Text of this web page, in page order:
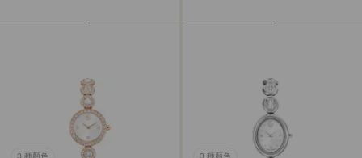
3 種顏色 3 種顏色